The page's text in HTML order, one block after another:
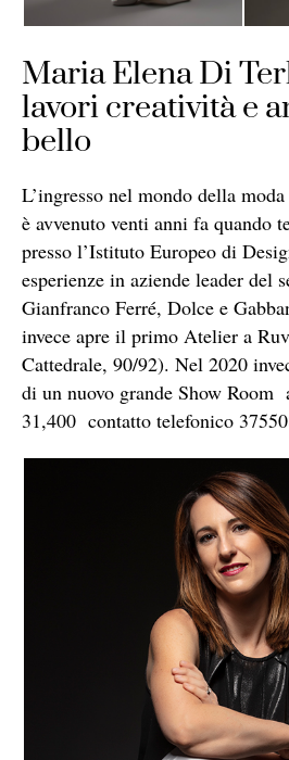
Maria Elena Di
lavori creatività e
bello
L’ingresso nel mondo della
è avvenuto venti anni fa quando
presso l’Istituto Europeo di
esperienze in aziende leader del
Gianfranco Ferré, Dolce e
invece apre il primo Atelier a
Cattedrale, 90/92). Nel 2020
di un nuovo grande Show Room
31,400 contatto telefonico